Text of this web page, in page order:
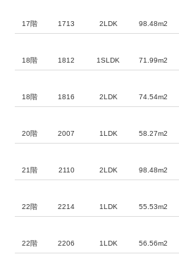
17階 1713 2LDK 98.48m2
18階 1812 1SLDK 71.99m2
18階 1816 2LDK 74.54m2
20階 2007 1LDK 58.27m2
21階 2110 2LDK 98.48m2
22階 2214 1LDK 55.53m2
22階 2206 1LDK 56.56m2